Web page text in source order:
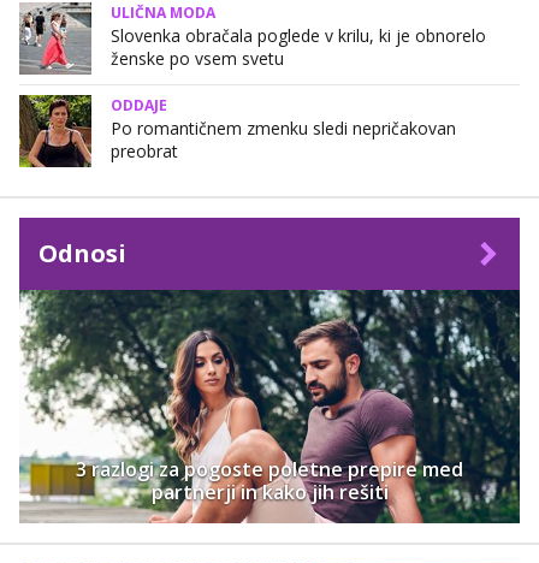
ULIČNA MODA
Slovenka obračala poglede v krilu, ki je obnorelo
ženske po vsem svetu
ODDAJE
Po romantičnem zmenku sledi nepričakovan
preobrat
Odnosi
3 razlogi za pogoste poletne prepire med
partnerji in kako jih rešiti